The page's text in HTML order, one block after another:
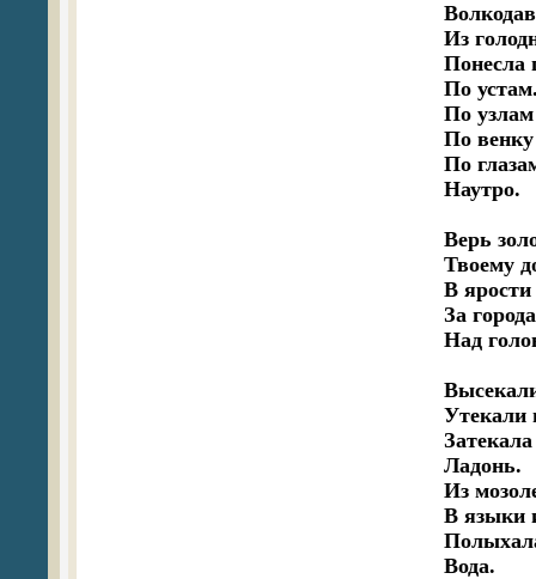
Из
Понесла
По
По
По
По
Наутро.
Верь
Твоему
В
За
Над
Утекали
Ладонь.
Из
В языки
Вода.